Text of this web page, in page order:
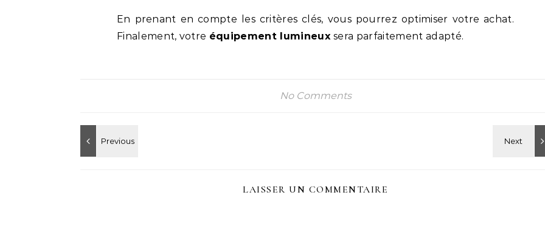
En prenant en compte les critères clés, vous pourrez optimiser votre achat.
Finalement, votre équipement lumineuxsera parfaitement adapté.
No Comments
LAISSER UN COMMENTAIRE